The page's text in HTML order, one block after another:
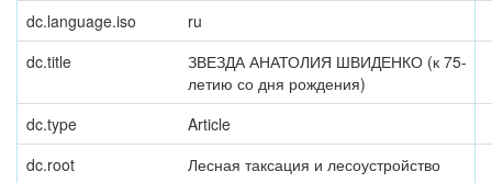
dc.language.iso
ru
dc.title
ЗВЕЗДА АНАТОЛИЯ ШВИДЕНКО (к 75-
летию со дня рождения)
dc.type
Article
dc.root
Лесная таксация и лесоустройство